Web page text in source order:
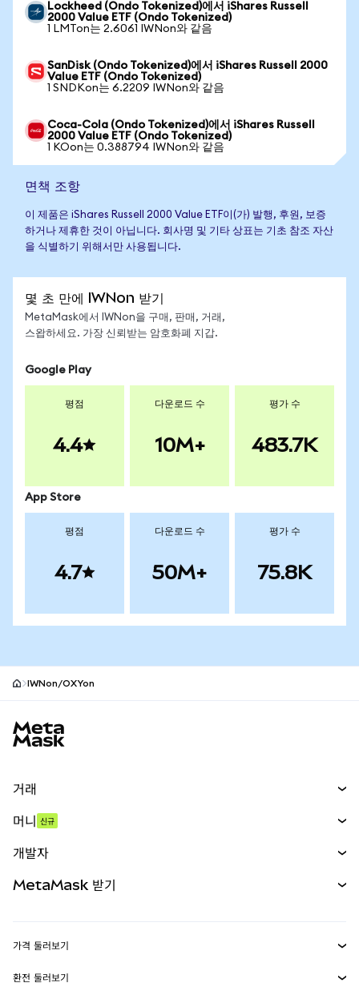
Lockheed (Ondo Tokenized)에서 iShares Russell
2000 Value ETF (Ondo Tokenized)
1 LMTon는 2.6061 IWNon와 같음
SanDisk (Ondo Tokenized)에서 iShares Russell 2000
Value ETF (Ondo Tokenized)
1 SNDKon는 6.2209 IWNon와 같음
Coca-Cola (Ondo Tokenized)에서 iShares Russell
2000 Value ETF (Ondo Tokenized)
1 KOon는 0.388794 IWNon와 같음
면책 조항
이 제품은 iShares Russell 2000 Value ETF이(가) 발행, 후원, 보증
하거나 제휴한 것이 아닙니다. 회사명 및 기타 상표는 기초 참조 자산
을 식별하기 위해서만 사용됩니다.
몇 초 만에 IWNon 받기
MetaMask에서 IWNon을 구매, 판매, 거래,
스왑하세요. 가장 신뢰받는 암호화폐 지갑.
Google Play
평점
4.4
다운로드 수
10M+
평가 수
483.7K
App Store
평점
4.7
다운로드 수
50M+
평가 수
75.8K
IWNon/OXYon
거래
무기한 선물
실물자산
머니 신규
개발자
MetaMask Connect
MetaMask 받기
가격 둘러보기
이더리움 가격
환전 둘러보기